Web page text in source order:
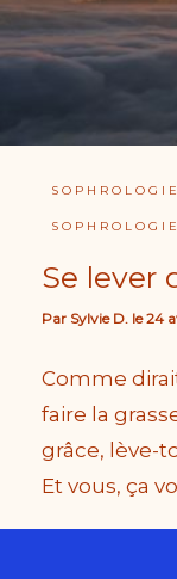
Se lever
Par Sylvie D. le24
Comme
faire la
grâce, lève-
Et vous, ça